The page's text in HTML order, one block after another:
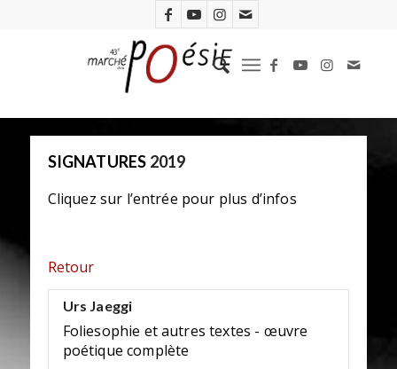
SIGNATURES 2019
Cliquez sur l’entrée pour plus d’infos
Retour
Urs Jaeggi
Foliesophie et autres textes - œuvre
poétique complète